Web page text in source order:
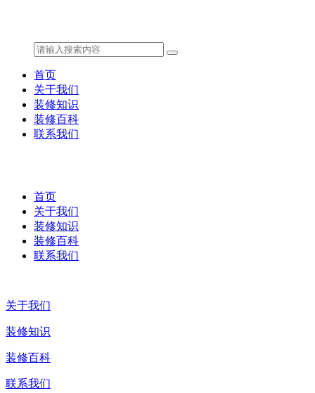
首页
关于我们
装修知识
装修百科
联系我们
首页
关于我们
装修知识
装修百科
联系我们
关于我们
装修知识
装修百科
联系我们